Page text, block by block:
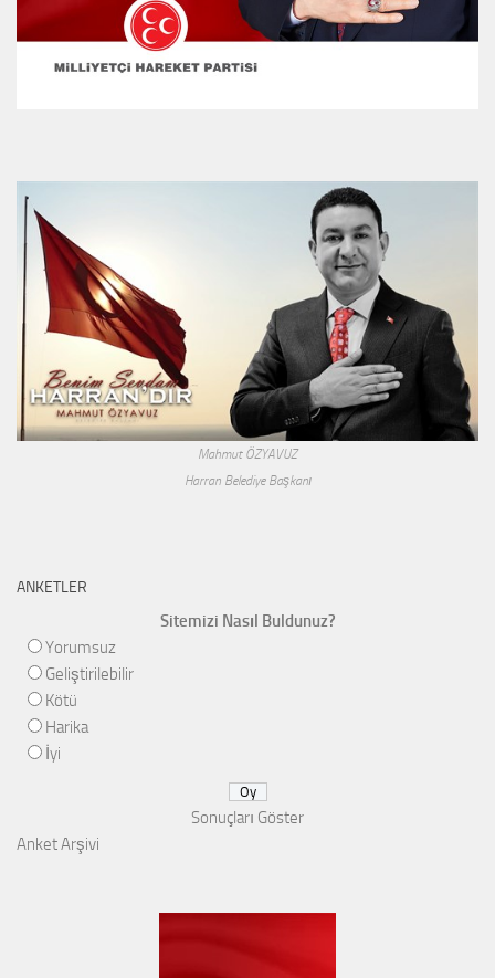
Mahmut ÖZYAVUZ
Harran Belediye Başkanı
ANKETLER
Sitemizi Nasıl Buldunuz?
Yorumsuz
Geliştirilebilir
Kötü
Harika
İyi
Sonuçları Göster
Anket Arşivi